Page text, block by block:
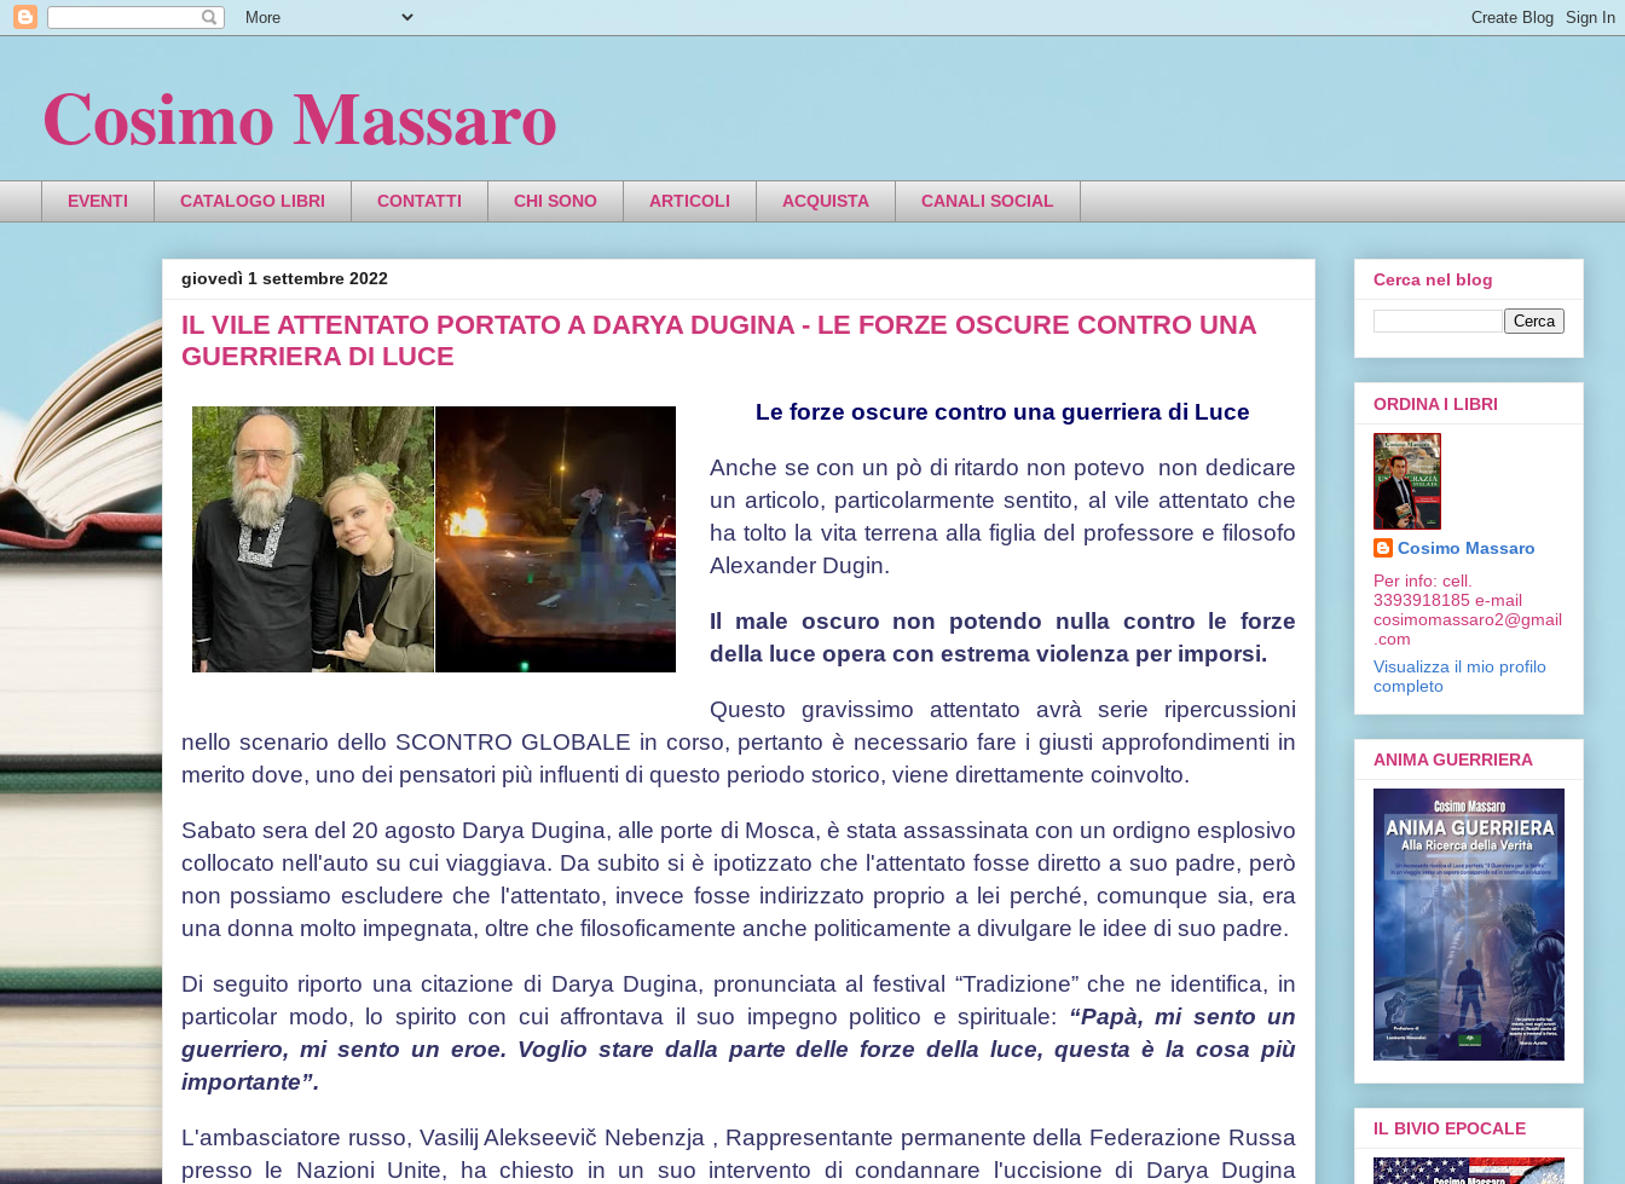
Cosimo Massaro
EVENTI CATALOGO LIBRI CONTATTI CHI SONO ARTICOLI ACQUISTA CANALI SOCIAL
giovedì 1 settembre 2022
IL VILE ATTENTATO PORTATO A DARYA DUGINA - LE FORZE OSCURE CONTRO UNA
GUERRIERA DI LUCE
Le forze oscure contro una guerriera di Luce
Anche se con un pò di ritardo non potevo non dedicare
un articolo, particolarmente sentito, al vile attentato che
ha tolto la vita terrena alla figlia del professore e filosofo
Alexander Dugin.
Il male oscuro non potendo nulla contro le forze
della luce opera con estrema violenza per imporsi.
Questo gravissimo attentato avrà serie ripercussioni
nello scenario dello SCONTRO GLOBALE in corso, pertanto è necessario fare i giusti approfondimenti in
merito dove, uno dei pensatori più influenti di questo periodo storico, viene direttamente coinvolto.
Sabato sera del 20 agosto Darya Dugina, alle porte di Mosca, è stata assassinata con un ordigno esplosivo
collocato nell'auto su cui viaggiava. Da subito si è ipotizzato che l'attentato fosse diretto a suo padre, però
non possiamo escludere che l'attentato, invece fosse indirizzato proprio a lei perché, comunque sia, era
una donna molto impegnata, oltre che filosoficamente anche politicamente a divulgare le idee di suo padre.
Di seguito riporto una citazione di Darya Dugina, pronunciata al festival “Tradizione” che ne identifica, in
particolar modo, lo spirito con cui affrontava il suo impegno politico e spirituale: “Papà, mi sento un
guerriero, mi sento un eroe. Voglio stare dalla parte delle forze della luce, questa è la cosa più
importante”.
L'ambasciatore russo, Vasilij Alekseevič Nebenzja , Rappresentante permanente della Federazione Russa
presso le Nazioni Unite, ha chiesto in un suo intervento di condannare l'uccisione di Darya Dugina
Cerca nel blog
ORDINA I LIBRI
Cosimo Massaro
Per info: cell.
3393918185 e-mail
cosimomassaro2@gmail
.com
Visualizza il mio profilo
completo
ANIMA GUERRIERA
IL BIVIO EPOCALE